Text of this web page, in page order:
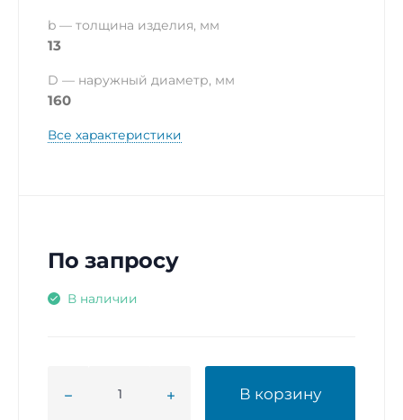
b — толщина изделия, мм
13
D — наружный диаметр, мм
160
Все характеристики
По запросу
В наличии
В корзину